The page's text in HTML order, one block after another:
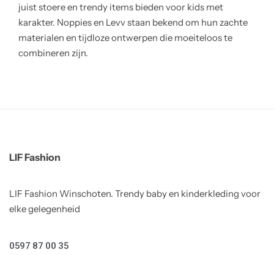
juist stoere en trendy items bieden voor kids met
karakter. Noppies en Levv staan bekend om hun zachte
materialen en tijdloze ontwerpen die moeiteloos te
combineren zijn.
LIF Fashion
LIF Fashion Winschoten. Trendy baby en kinderkleding voor
elke gelegenheid
0597 87 00 35